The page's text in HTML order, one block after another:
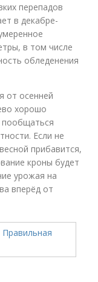
перепадов
в декабре-
в том числе
обледенения
от осенней
хорошо
Если не
прибавится,
кроны будет
урожая на
вперёд от